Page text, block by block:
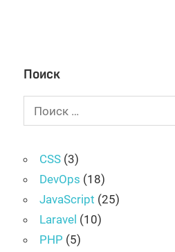
Поиск
Поиск
для:
CSS (3)
DevOps (18)
JavaScript (25)
Laravel (10)
PHP (5)